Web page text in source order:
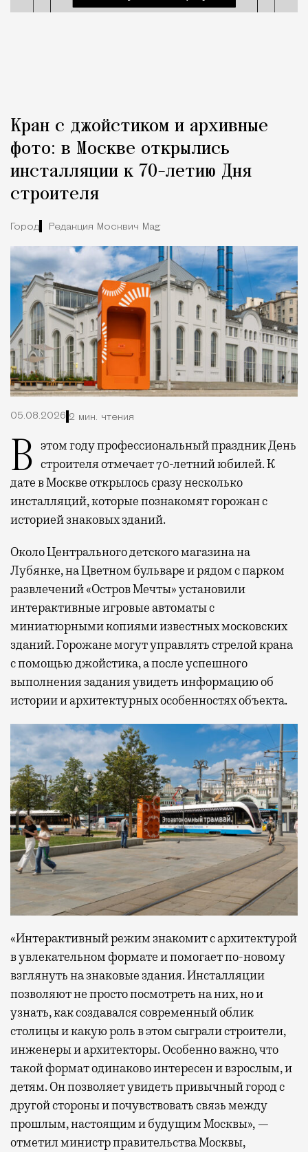
Кран с джойстиком и архивные
фото: в Москве открылись
инсталляции к 70-летию Дня
строителя
Город Редакция Москвич Mag
05.08.2026 2 мин. чтения
В этом году профессиональный праздник День строителя отмечает 70-летний юбилей. К
дате в Москве открылось сразу несколько
инсталляций, которые познакомят горожан с
историей знаковых зданий.
Около Центрального детского магазина на
Лубянке, на Цветном бульваре и рядом с парком
развлечений «Остров Мечты» установили
интерактивные игровые автоматы с
миниатюрными копиями известных московских
зданий. Горожане могут управлять стрелой крана
с помощью джойстика, а после успешного
выполнения задания увидеть информацию об
истории и архитектурных особенностях объекта.
«Интерактивный режим знакомит с архитектурой
в увлекательном формате и помогает по-новому
взглянуть на знаковые здания. Инсталляции
позволяют не просто посмотреть на них, но и
узнать, как создавался современный облик
столицы и какую роль в этом сыграли строители,
инженеры и архитекторы. Особенно важно, что
такой формат одинаково интересен и взрослым, и
детям. Он позволяет увидеть привычный город с
другой стороны и почувствовать связь между
прошлым, настоящим и будущим Москвы», —
отметил министр правительства Москвы,